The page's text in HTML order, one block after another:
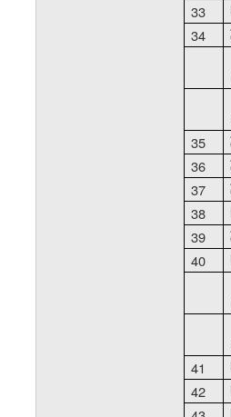
33
34
35
36
37
38
39
40
41
42